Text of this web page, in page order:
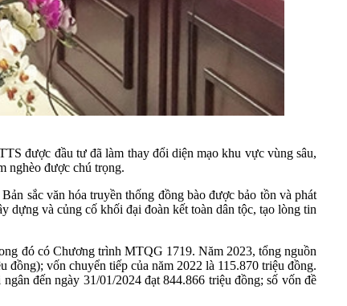
được đầu tưđã làm thay đổi diện mạo khu vực vùng sâu,
nghèo được chú trọng.
sắc văn hóa truyền thống đồng bào được bảo tồn và phát
dựng và củng cố khối đại đoàn kết toàn dân tộc, tạo lòng tin
đó có Chương trình MTQG 1719. Năm 2023, tổng nguồn
vốn chuyển tiếp của năm 2022 là 115.870 triệu đồng.
đến ngày 31/01/2024 đạt 844.866 triệu đồng; số vốn đề